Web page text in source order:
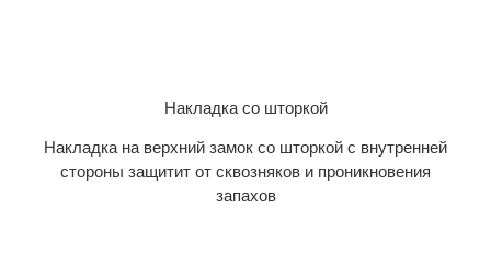
Накладка со шторкой
Накладка на верхний замок со шторкой с внутренней
стороны защитит от сквозняков и проникновения
запахов